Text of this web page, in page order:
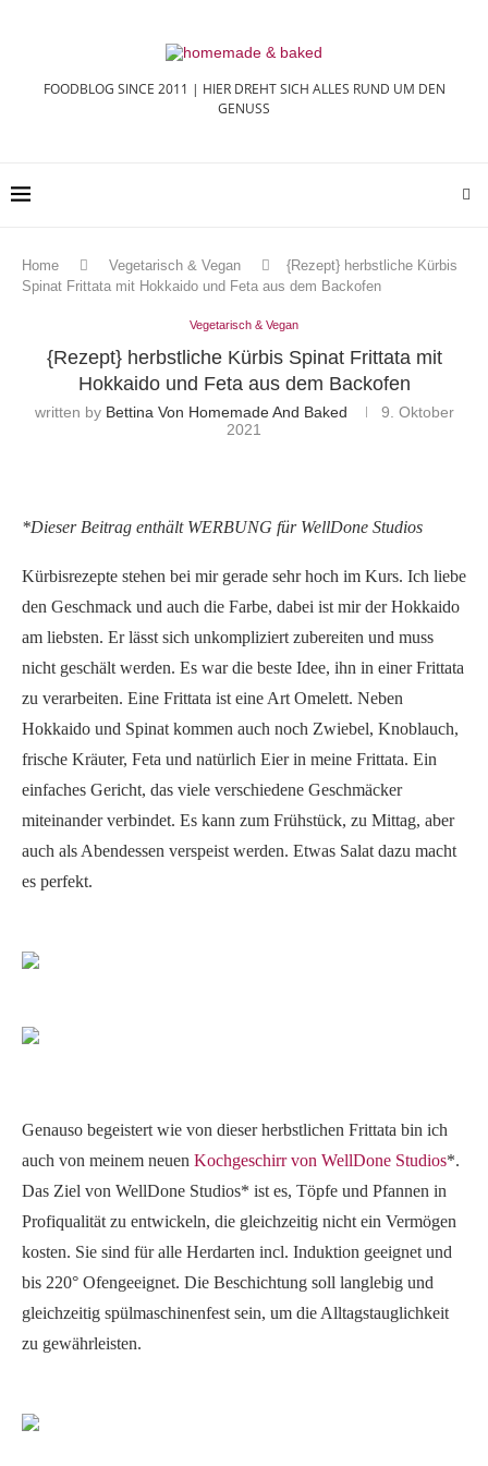
FOODBLOG SINCE 2011 | HIER DREHT SICH ALLES RUND UM DEN
GENUSS
Home Vegetarisch & Vegan
{Rezept} herbstliche Kürbis
Spinat Frittata mit Hokkaido und Feta aus dem Backofen
Vegetarisch & Vegan
{Rezept} herbstliche Kürbis Spinat Frittata mit
Hokkaido und Feta aus dem Backofen
written by Bettina Von Homemade And Baked
9. Oktober
2021
*Dieser Beitrag enthält WERBUNG für WellDone Studios
Kürbisrezepte stehen bei mir gerade sehr hoch im Kurs. Ich liebe
den Geschmack und auch die Farbe, dabei ist mir der Hokkaido
am liebsten. Er lässt sich unkompliziert zubereiten und muss
nicht geschält werden. Es war die beste Idee, ihn in einer Frittata
zu verarbeiten. Eine Frittata ist eine Art Omelett. Neben
Hokkaido und Spinat kommen auch noch Zwiebel, Knoblauch,
frische Kräuter, Feta und natürlich Eier in meine Frittata. Ein
einfaches Gericht, das viele verschiedene Geschmäcker
miteinander verbindet. Es kann zum Frühstück, zu Mittag, aber
auch als Abendessen verspeist werden. Etwas Salat dazu macht
es perfekt.
Genauso begeistert wie von dieser herbstlichen Frittata bin ich
auch von meinem neuen Kochgeschirr von WellDone Studios*.
Das Ziel von WellDone Studios* ist es, Töpfe und Pfannen in
Profiqualität zu entwickeln, die gleichzeitig nicht ein Vermögen
kosten. Sie sind für alle Herdarten incl. Induktion geeignet und
bis 220° Ofengeeignet. Die Beschichtung soll langlebig und
gleichzeitig spülmaschinenfest sein, um die Alltagstauglichkeit
zu gewährleisten.